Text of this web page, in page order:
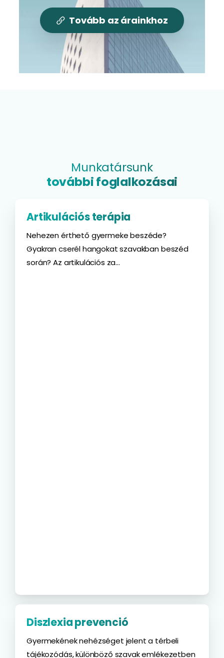
Tovább az árainkhoz
Munkatársunk
további foglalkozásai
Artikulációs terápia
Nehezen érthető gyermeke beszéde?
Gyakran cserél hangokat szavakban beszéd
során? Az artikulációs za...
Diszlexia prevenció
Gyermekének nehézséget jelent a térbeli
tájékozódás, különböző szavak emlékezetben